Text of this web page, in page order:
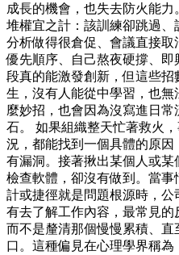
成長的機會，也失去防火能
堆權宜之計：該訓練卻跳過、
分析做得很倉促、會議直接
優先順序、自己熬夜硬撐、
段真的能激發創新，但這些
生，沒有人能從中學習，也
麼妙招，也會因為沒寫進日
石。 如果組織整天忙著救火
況，都能找到一個具體的原
有漏洞。接著揪出某個人或
檢查軟體，卻沒有做到。當
計或捷徑就是問題根源時，
有去了解工作內容，最常見的
而不是釐清那個慢慢累積、
口。這種偏見在心理學界稱為